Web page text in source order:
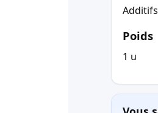
Poids
1 u